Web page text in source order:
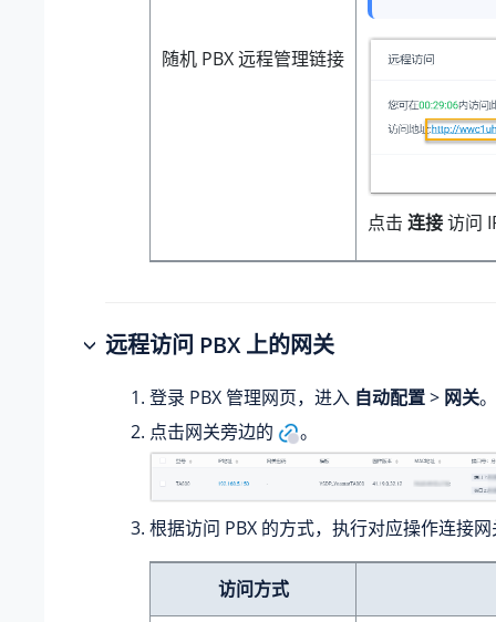
随机 PBX 远程管理链接
点击 连接访问
远程访问 PBX 上的网关
登录 PBX 管理网页，进入 自动配置> 网关。
点击网关旁边的
。
根据访问 PBX 的方式，执行对应操作连接
访问方式